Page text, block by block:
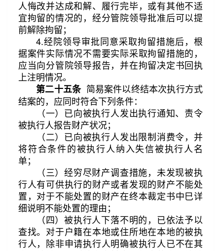
人悔改并达成和解、履行完毕，或有其他不适
宜拘留的情况的，经分管院领导批准后可以提
前解除拘留；
4.经院领导审批同意采取拘留措施后，根
据案件实际情况不需要实际采取拘留措施的，
应当向分管院领导报告，并在拘留决定书回执
上注明情况。
第二十五条简易案件以终结本次执行方式
结案的，应同时符合下列条件：
（一）已向被执行人发出执行通知、责令
被执行人报告财产状况；
（二）已向被执行人发出限制消费令，并
将符合条件的被执行人纳入失信被执行人名
单；
（三）经穷尽财产调查措施，未发现被执
行人有可供执行的财产或者发现的财产不能处
置，对于不能处置的财产在终本裁定书中巳详
细说明不能处置的理由；
（四）被执行人下落不明的，已依法予以
查找。对于户籍在本地或住所地在本地的被执
行人，除非申请执行人明确被执行人已不在其